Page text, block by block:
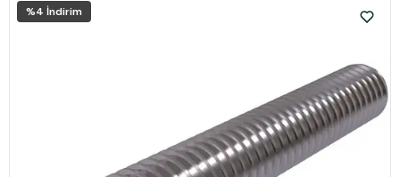
%4 İndirim